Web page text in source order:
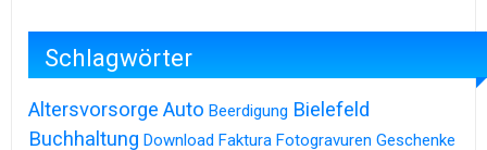
Schlagwörter
Altersvorsorge Auto Beerdigung Bielefeld
Buchhaltung Download Faktura Fotogravuren Geschenke